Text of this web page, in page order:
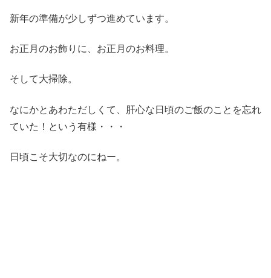
新年の準備が少しずつ進めています。
お正月のお飾りに、お正月のお料理。
そして大掃除。
なにかとあわただしくて、肝心な日頃のご飯のことを忘れ
ていた！という有様・・・
日頃こそ大切なのにねー。